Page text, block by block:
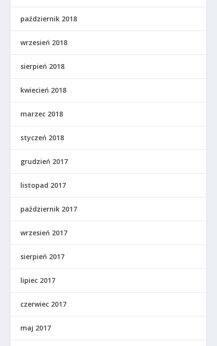
październik 2018
wrzesień 2018
sierpień 2018
kwiecień 2018
marzec 2018
styczeń 2018
grudzień 2017
listopad 2017
październik 2017
wrzesień 2017
sierpień 2017
lipiec 2017
czerwiec 2017
maj 2017